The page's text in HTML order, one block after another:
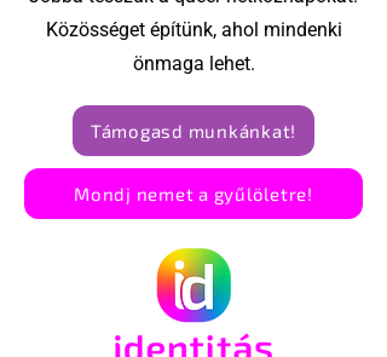
Közösséget építünk, ahol mindenki
önmaga lehet.
Támogasd munkánkat!
Mondj nemet a gyűlöletre!